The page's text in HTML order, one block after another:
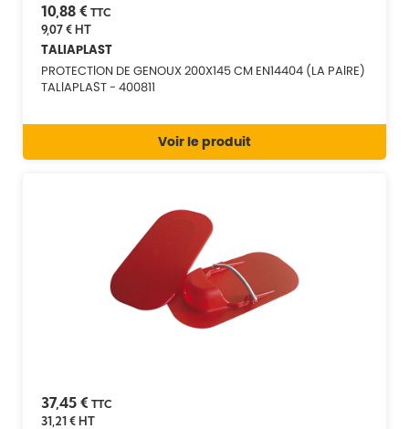
10,88 € TTC
9,07 €HT
TALIAPLAST
PROTECTION DE GENOUX 200X145 CM EN14404 (LA PAIRE)
TALIAPLAST - 400811
Voir le produit
37,45 € TTC
31,21 €HT